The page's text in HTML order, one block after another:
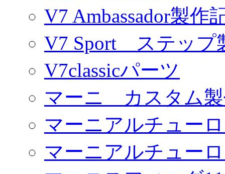
V7 Ambassador製作
V7 Sport ステップ
V7classicパーツ
マーニ カスタム
マーニアルチュー
マーニアルチュー